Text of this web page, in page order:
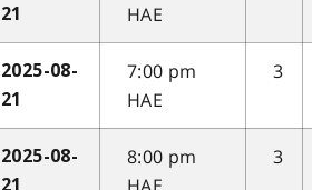
21
HAE
2025-08-
21
7:00 pm
HAE
3
2025-08-
21
8:00 pm
3